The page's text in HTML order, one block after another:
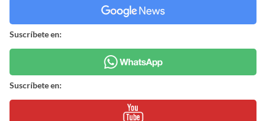
Suscríbete en:
Suscríbete en: